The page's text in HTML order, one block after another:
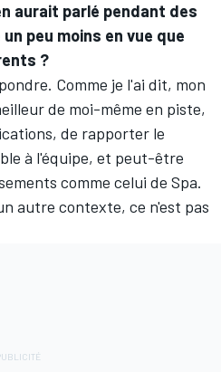
aurait parlé pendant des
peu moins en vue que
?
Comme je l'ai dit, mon
de moi-même en piste,
de rapporter le
à l'équipe, et peut-être
comme celui de Spa.
autre contexte, ce n'est pas